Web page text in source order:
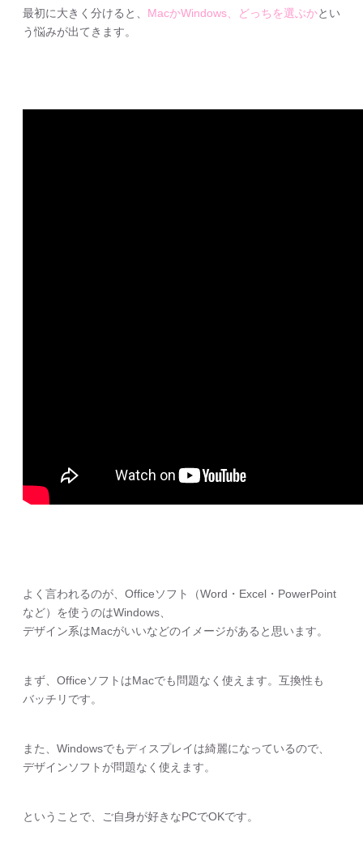
最初に大きく分けると、 MacかWindows、どっちを選ぶかとい
う悩みが出てきます。
よく言われるのが、Officeソフト（Word・Excel・PowerPoint
など）を使うのはWindows、
デザイン系はMacがいいなどのイメージがあると思います。
まず、OfficeソフトはMacでも問題なく使えます。互換性も
バッチリです。
また、Windowsでもディスプレイは綺麗になっているので、
デザインソフトが問題なく使えます。
ということで、ご自身が好きなPCでOKです。